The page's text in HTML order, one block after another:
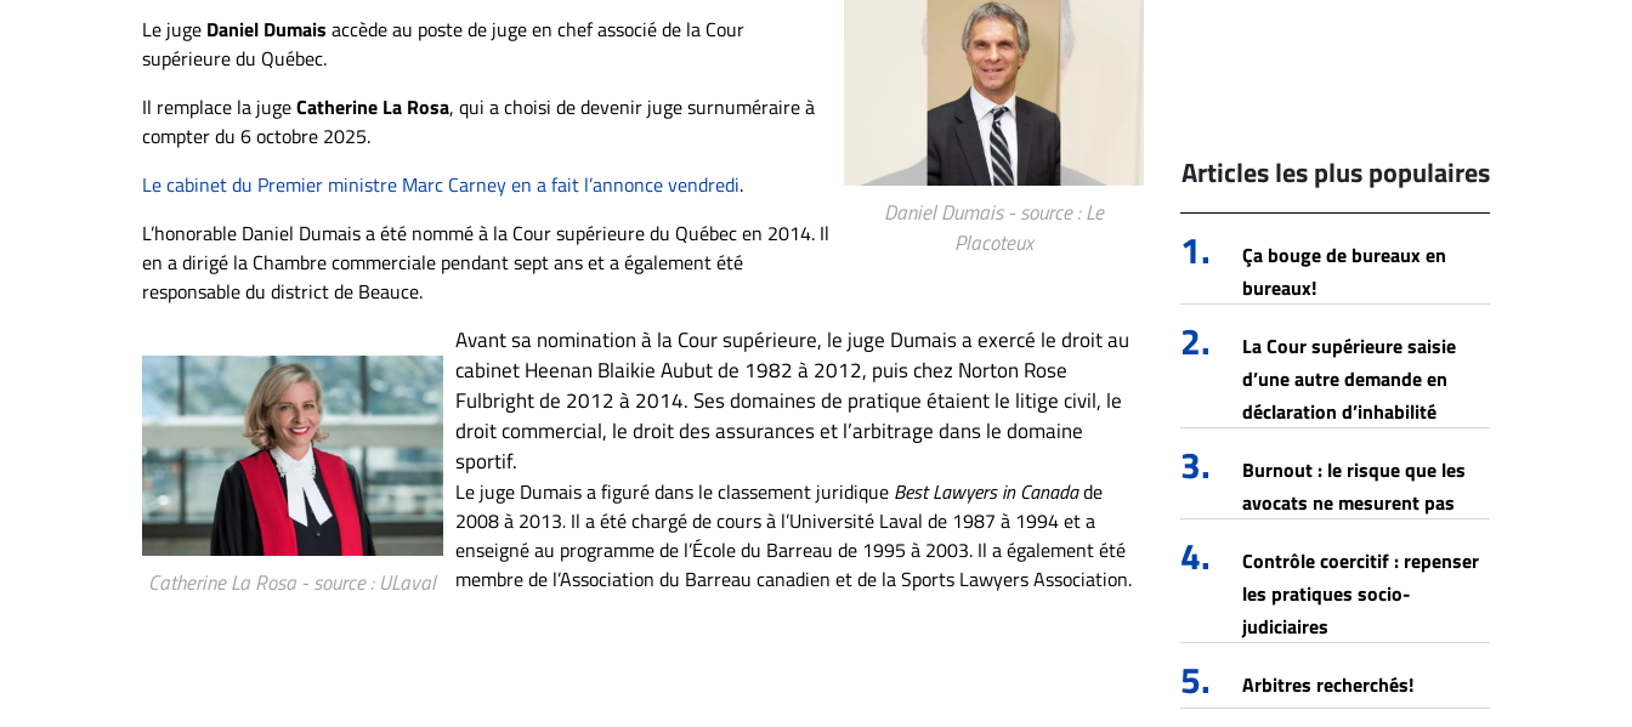
confidentialité
Daniel Dumais - source : Le
Placoteux
Le juge Daniel Dumais accède au poste de juge en chef associé de la Cour
supérieure du Québec.
Il remplace la jugeCatherine La Rosa, qui a choisi de devenir juge surnuméraire à
compter du 6 octobre 2025.
Le cabinet du Premier ministre Marc Carney en a fait l’annonce vendredi.
L’honorable Daniel Dumais a été nommé à la Cour supérieure du Québec en 2014. Il
en a dirigé la Chambre commerciale pendant sept ans et a également été
responsable du district de Beauce.
Catherine La Rosa - source : ULaval
Avant sa nomination à la Cour supérieure, le juge Dumais a exercé le droit au
cabinet Heenan Blaikie Aubut de 1982 à 2012, puis chez Norton Rose
Fulbright de 2012 à 2014. Ses domaines de pratique étaient le litige civil, le
droit commercial, le droit des assurances et l’arbitrage dans le domaine
sportif.
Le juge Dumais a figuré dans le classement juridique Best Lawyers in Canadade
2008 à 2013.Il a été chargé de cours à l’Université Laval de 1987 à 1994 et a
enseigné au programme de l’École du Barreau de 1995 à 2003. Il a également été
membre de l’Association du Barreau canadien et de la Sports Lawyers Association.
Articles les plus populaires
1.
Ça bouge de bureaux en
bureaux!
2.
La Cour supérieure saisie
d’une autre demande en
déclaration d’inhabilité
3.
Burnout : le risque que les
avocats ne mesurent pas
4.
Contrôle coercitif : repenser
les pratiques socio-
judiciaires
5. Arbitres recherchés!